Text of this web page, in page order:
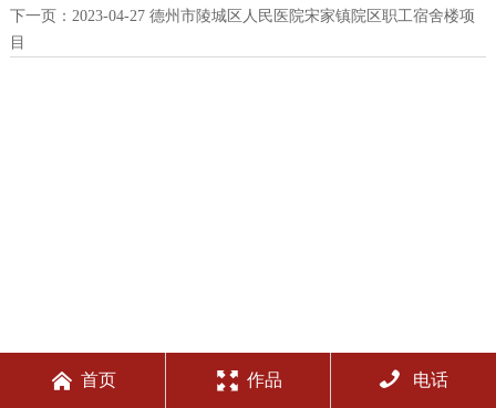
下一页： 2023-04-27 德州市陵城区人民医院宋家镇院区职工宿舍楼项
目
 首页  作品  电话